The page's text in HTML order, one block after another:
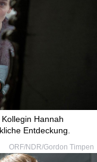
Hannah
Entdeckung.
ORF/NDR/Gordon Timpen